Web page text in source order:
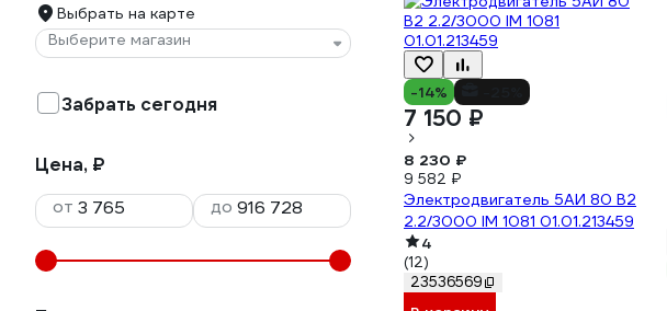
Выбрать на карте
Выберите магазин
Забрать сегодня
Цена, ₽
от
до
-14%
7 150 ₽
8 230 ₽
9 582 ₽
Электродвигатель 5АИ 80 В2
2.2/3000 IM 1081 01.01.213459
4
(12)
23536569